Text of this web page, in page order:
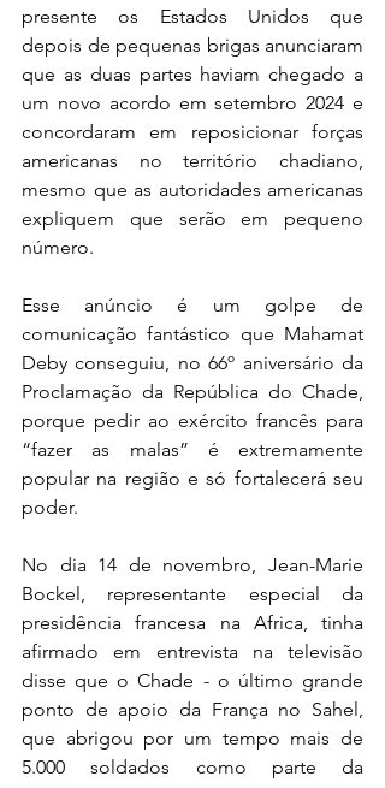
presente os Estados Unidos que
depois de pequenas brigas anunciaram
que as duas partes haviam chegado a
um novo acordo em setembro 2024 e
concordaram em reposicionar forças
americanas no território chadiano,
mesmo que as autoridades americanas
expliquem que serão em pequeno
número.
Esse anúncio é um golpe de
comunicação fantástico que Mahamat
Deby conseguiu, no 66º aniversário da
Proclamação da República do Chade,
porque pedir ao exército francês para
“fazer as malas” é extremamente
popular na região e só fortalecerá seu
poder.
No dia 14 de novembro, Jean-Marie
Bockel, representante especial da
presidência francesa na Africa, tinha
afirmado em entrevista na televisão
disse que o Chade - o último grande
ponto de apoio da França no Sahel,
que abrigou por um tempo mais de
5.000 soldados como parte da